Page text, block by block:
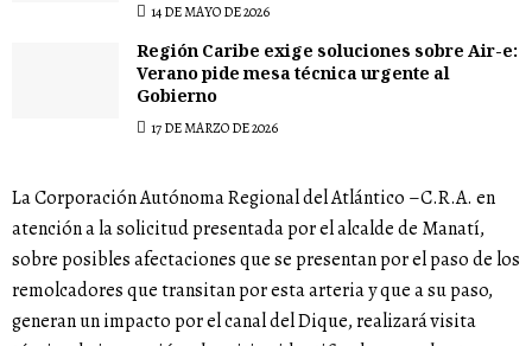
14 DE MAYO DE 2026
Región Caribe exige soluciones sobre Air-e:
Verano pide mesa técnica urgente al
Gobierno
17 DE MARZO DE 2026
La Corporación Autónoma Regional del Atlántico –C.R.A. en
atención a la solicitud presentada por el alcalde de Manatí,
sobre posibles afectaciones que se presentan por el paso de los
remolcadores que transitan por esta arteria y que a su paso,
generan un impacto por el canal del Dique, realizará visita